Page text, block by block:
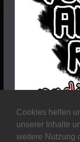
Cookies helfen
unserer Inhalte
weitere Nutzung